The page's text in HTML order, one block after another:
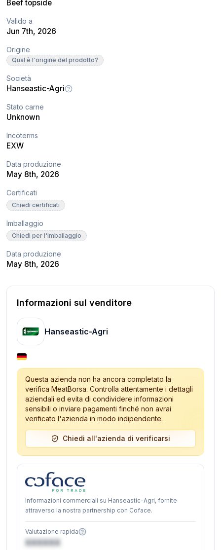
Beef topside
Valido a
Jun 7th, 2026
Origine
Qual è l'origine del prodotto?
Società
Hanseastic-Agri
Stato carne
Unknown
Incoterms
EXW
Data produzione
May 8th, 2026
Certificati
Chiedi certificati
Imballaggio
Chiedi per l'imballaggio
Data produzione
May 8th, 2026
Informazioni sul venditore
Hanseastic-Agri
Questa azienda non ha ancora completato la
verifica MeatBorsa. Controlla attentamente i dettagli
aziendali ed evita di condividere informazioni
sensibili o inviare pagamenti finché non avrai
verificato l'azienda in modo indipendente.
Chiedi all'azienda di verificarsi
Informazioni commerciali su Hanseastic-Agri, fornite
attraverso la nostra partnership con Coface.
Valutazione rapida
XXXXXX